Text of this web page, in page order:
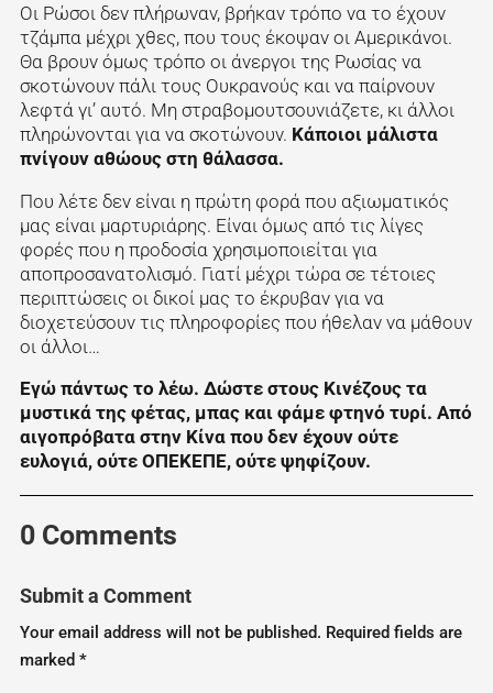
Οι Ρώσοι δεν πλήρωναν, βρήκαν τρόπο να το έχουν
τζάμπα μέχρι χθες, που τους έκοψαν οι Αμερικάνοι.
Θα βρουν όμως τρόπο οι άνεργοι της Ρωσίας να
σκοτώνουν πάλι τους Ουκρανούς και να παίρνουν
λεφτά γι’ αυτό. Μη στραβομουτσουνιάζετε, κι άλλοι
πληρώνονται για να σκοτώνουν. Κάποιοι μάλιστα
πνίγουν αθώους στη θάλασσα.
Που λέτε δεν είναι η πρώτη φορά που αξιωματικός
μας είναι μαρτυριάρης. Είναι όμως από τις λίγες
φορές που η προδοσία χρησιμοποιείται για
αποπροσανατολισμό. Γιατί μέχρι τώρα σε τέτοιες
περιπτώσεις οι δικοί μας το έκρυβαν για να
διοχετεύσουν τις πληροφορίες που ήθελαν να μάθουν
οι άλλοι…
Εγώ πάντως το λέω. Δώστε στους Κινέζους τα
μυστικά της φέτας, μπας και φάμε φτηνό τυρί. Από
αιγοπρόβατα στην Κίνα που δεν έχουν ούτε
ευλογιά, ούτε ΟΠΕΚΕΠΕ, ούτε ψηφίζουν.
0 Comments
Submit a Comment
Your email address will not be published. Required fields are
marked *